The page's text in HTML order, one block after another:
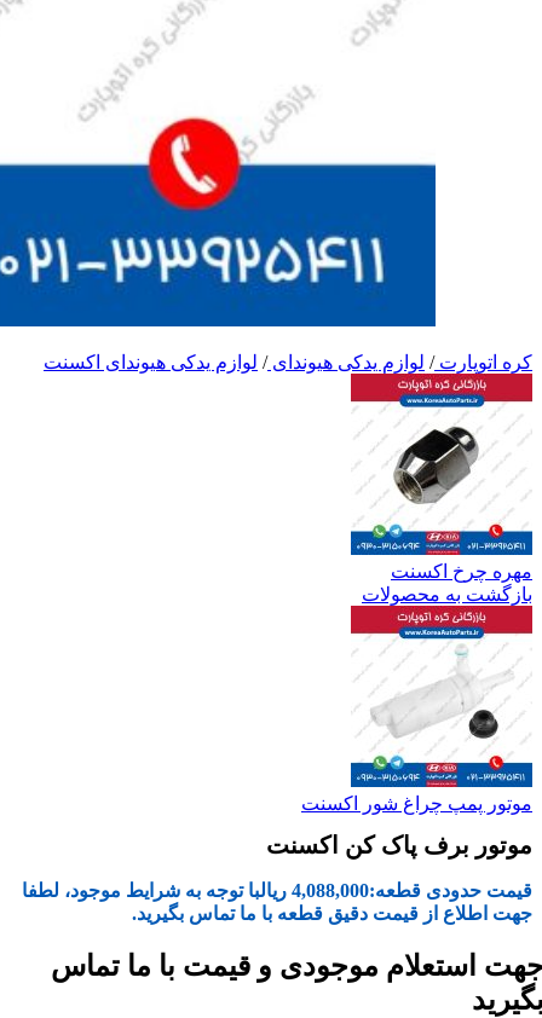
کره اتوپارت/ لوازم یدکی هیوندای/ لوازم یدکی هیوندای اکسنت
مهره چرخ اکسنت
بازگشت به محصولات
موتور پمپ چراغ شور اکسنت
موتور برف پاک کن اکسنت
قیمت حدودی قطعه:4,088,000 ریالبا توجه به شرایط موجود، لطفا
جهت اطلاع از قیمت دقیق قطعه با ما تماس بگیرید.
استعلام موجودی و قیمت با ما تماس